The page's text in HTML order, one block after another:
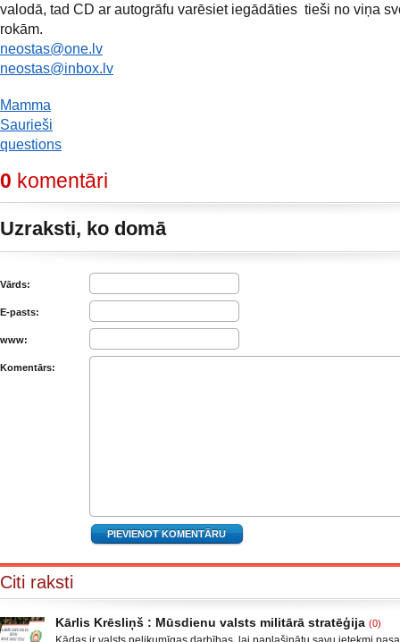
valodā, tad CD ar autogrāfu varēsiet iegādāties tieši no viņa
rokām.
neostas@one.lv
neostas@inbox.lv
Mamma
Saurieši
questions
0 komentāri
Uzraksti, ko domā
Vārds:
E-pasts:
www:
Komentārs:
Citi raksti
Kārlis Krēsliņš : Mūsdienu valsts militārā stratēģija (0)